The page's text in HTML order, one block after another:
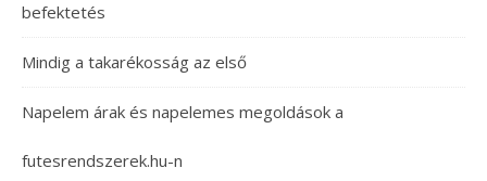
befektetés
Mindig a takarékosság az első
Napelem árak és napelemes megoldások a
futesrendszerek.hu-n